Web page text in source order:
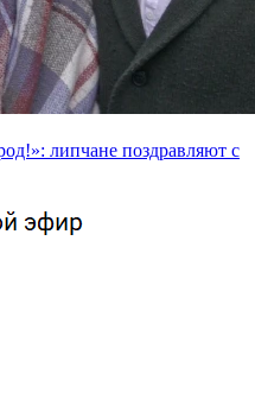
липчане поздравляют с